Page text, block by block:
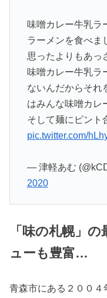
味噌カレー牛乳ラ
ラーメンを食べま
思ったよりもあっ
味噌カレー牛乳ラ
ないんだからそれ
はみんな味噌カレ
そして麺にピント
pic.twitter.com/
— 津軽あむ
2020
「味の札幌」
ューも豊富…
青森市にある２００４